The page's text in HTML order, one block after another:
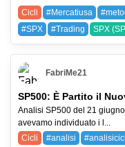
Cicli
#Mercatiusa
#SPX
#Trading SPX
FabriMe21
SP500: È Partito il
Analisi SP500 del 21 giugno 2026
avevamo individuato i l...
Cicli
#analisi